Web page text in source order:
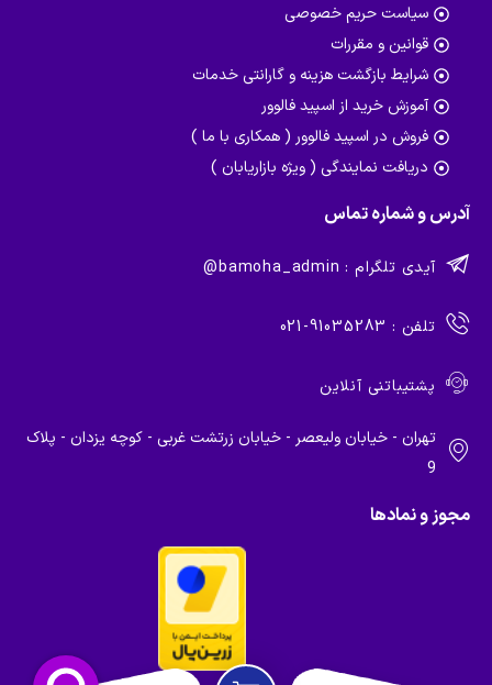
سیاست حریم خصوصی
قوانین و مقررات
شرایط بازگشت هزینه و گارانتی خدمات
آموزش خرید از اسپید فالوور
فروش در اسپید فالوور ( همکاری با ما )
دریافت نمایندگی ( ویژه بازاریابان )
آدرس و شماره تماس
آیدی تلگرام : bamoha_admin@
تلفن : 91035283-021
پشتیباتنی آنلاین
تهران - خیابان ولیعصر - خیابان زرتشت غربی - کوچه یزدان - پلاک
9
مجوز و نماد‌ها